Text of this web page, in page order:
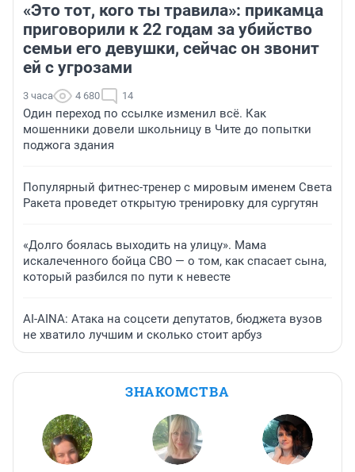
«Это тот, кого ты травила»: прикамца
приговорили к 22 годам за убийство
семьи его девушки, сейчас он звонит
ей с угрозами
3 часа 4 680 14
Один переход по ссылке изменил всё. Как
мошенники довели школьницу в Чите до попытки
поджога здания
Популярный фитнес-тренер с мировым именем Света
Ракета проведет открытую тренировку для сургутян
«Долго боялась выходить на улицу». Мама
искалеченного бойца СВО — о том, как спасает сына,
который разбился по пути к невесте
AI-AINA: Атака на соцсети депутатов, бюджета вузов
не хватило лучшим и сколько стоит арбуз
ЗНАКОМСТВА